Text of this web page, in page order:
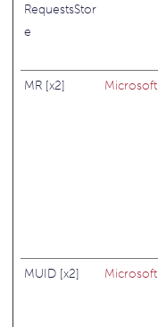
RequestsStor
e
MR [x2] Microsoft
MUID [x2] Microsoft